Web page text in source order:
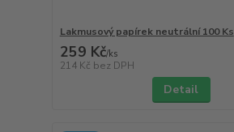
Lakmusový papírek neutrální 100 Ks
259 Kč/ks
214 Kč bez DPH
Detail